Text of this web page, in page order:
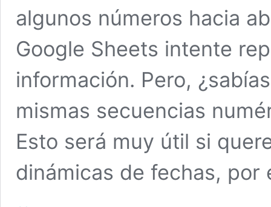
algunos números hacia
Google Sheets intente
información. Pero,
mismas secuencias
Esto será muy útil si
dinámicas de fechas,